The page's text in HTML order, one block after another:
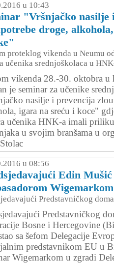
u 10:43
"Vršnjačko nasilje
droge,
proteklog vikenda u Neumu
učenika srednjoškolaca u
vikenda 28.-30. oktobra u
je seminar za učenike
nasilje i prevencija
igara na sreću i koce"
učenika HNK-a imali
u svojim branšama u
u 08:56
Edin Mušić
Wigemarkom
Predstavničkog
Predstavničkog
Bosne i Hercegovine
sa šefom Delegacije
predstavnikom EU u
Wigemarkom u zgradi